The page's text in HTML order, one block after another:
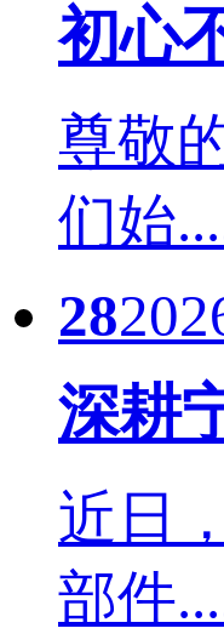
初心
尊敬
们始
28
深耕
近日
部件